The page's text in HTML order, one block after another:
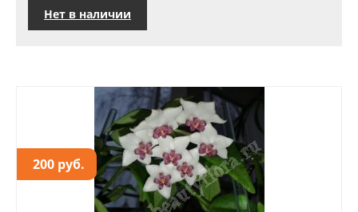
Нет в наличии
200 руб.